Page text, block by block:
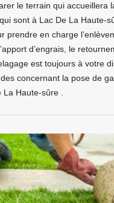
le terrain qui accueillera
sont à Lac De La Haute-
prendre en charge
d’engrais, le
est toujours à votre
concernant la pose de
La Haute-sûre .